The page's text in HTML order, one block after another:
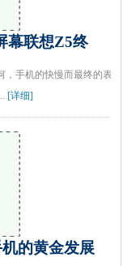
幕联想Z5终
，手机的快慢而最终的表
[详细]
的黄金发展